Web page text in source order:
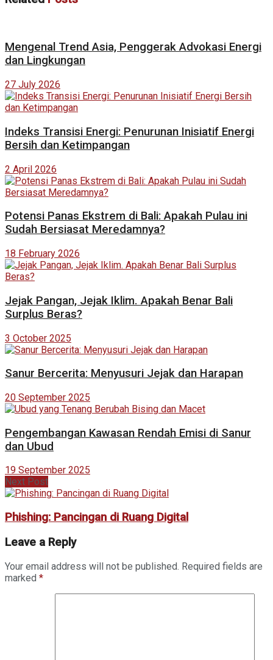
Mengenal Trend Asia, Penggerak Advokasi Energi
dan Lingkungan
27 July 2026
Indeks Transisi Energi: Penurunan Inisiatif Energi
Bersih dan Ketimpangan
2 April 2026
Potensi Panas Ekstrem di Bali: Apakah Pulau ini
Sudah Bersiasat Meredamnya?
18 February 2026
Jejak Pangan, Jejak Iklim. Apakah Benar Bali
Surplus Beras?
3 October 2025
Sanur Bercerita: Menyusuri Jejak dan Harapan
20 September 2025
Pengembangan Kawasan Rendah Emisi di Sanur
dan Ubud
19 September 2025
Next Post
Phishing: Pancingan di Ruang Digital
Leave a Reply
Your email address will not be published. Required fields are
marked *